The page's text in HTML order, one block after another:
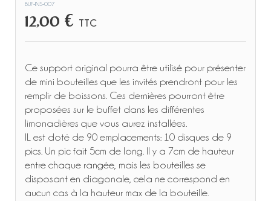
BUF-INS-007
12,00 € TTC
Ce support original pourra être utilisé pour présenter
de mini bouteilles que les invités prendront pour les
remplir de boissons. Ces dernières pourront être
proposées sur le buffet dans les différentes
limonadières que vous aurez installées.
IL est doté de 90 emplacements: 10 disques de 9
pics. Un pic fait 5cm de long. Il y a 7cm de hauteur
entre chaque rangée, mais les bouteilles se
disposant en diagonale, cela ne correspond en
aucun cas à la hauteur max de la bouteille.